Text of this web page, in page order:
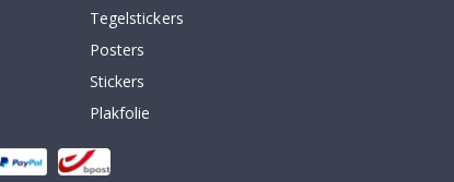
Tegelstickers
Posters
Stickers
Plakfolie